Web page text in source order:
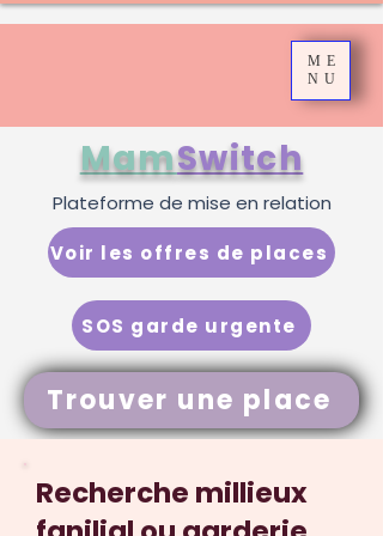
ME
NU
Trouver une place
MamSwitch
SOS garde urgente
Voir les offres de places
Plateforme de mise en relation
Recherche millieux